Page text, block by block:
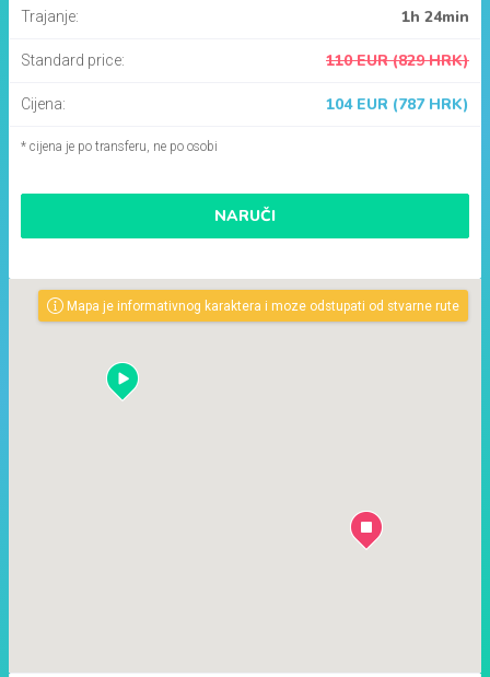
Trajanje: 1h 24min
Standard price: 110 EUR (829 HRK)
Cijena: 104 EUR (787 HRK)
* cijena je po transferu, ne po osobi
NARUČI
Mapa je informativnog karaktera i moze odstupati od stvarne rute